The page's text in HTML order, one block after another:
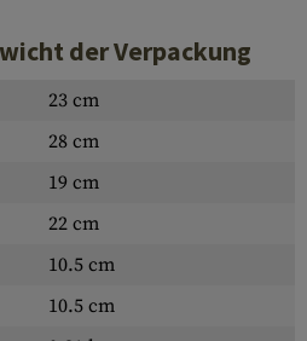
der Verpackung
23 cm
28 cm
19 cm
22 cm
10.5 cm
10.5 cm